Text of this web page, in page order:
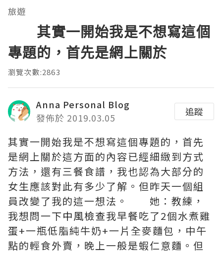
旅遊
其實一開始我是不想寫這個
專題的，首先是網上關於
瀏覽次數:2863
Anna Personal Blog
發佈於 2019.03.05
追蹤
其實一開始我是不想寫這個專題的，首先
是網上關於這方面的內容已經細緻到方式
方法，還有三餐食譜，我也認為大部分的
女生應該對此有多少了解。但昨天一個組
員改變了我的這一想法。 她：教練，
我想問一下中風檢查我早餐吃了2個水煮雞
蛋+一瓶低脂純牛奶+一片全麥麵包，中午
點的輕食外賣，晚上一般是蝦仁意麵。但